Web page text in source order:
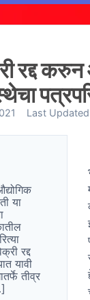
रद्द
Last Updated
या
रद्द
यावी
तीव्र